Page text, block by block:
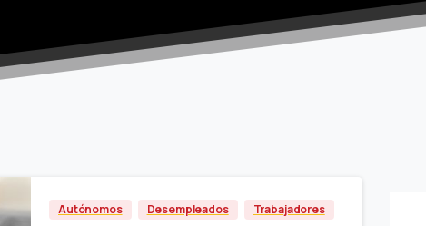
Autónomos Desempleados Trabajadores